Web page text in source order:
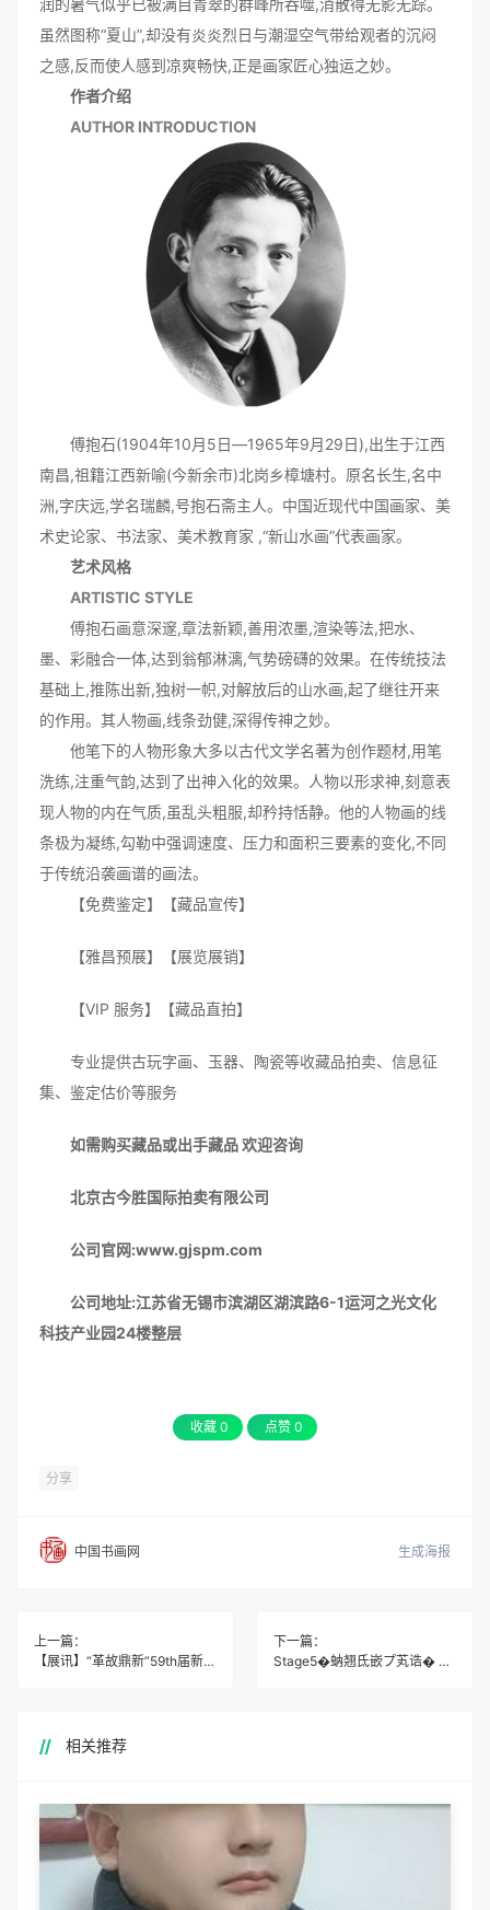
润的暑气似乎已被满目青翠的群峰所吞噬,消散得无影无踪。
虽然图称“夏山”,却没有炎炎烈日与潮湿空气带给观者的沉闷
之感,反而使人感到凉爽畅快,正是画家匠心独运之妙。
作者介绍
AUTHOR INTRODUCTION
傅抱石(1904年10月5日―1965年9月29日),出生于江西
南昌,祖籍江西新喻(今新余市)北岗乡樟塘村。原名长生,名中
洲,字庆远,学名瑞麟,号抱石斋主人。中国近现代中国画家、美
术史论家、书法家、美术教育家 ,“新山水画”代表画家。
艺术风格
ARTISTIC STYLE
傅抱石画意深邃,章法新颖,善用浓墨,渲染等法,把水、
墨、彩融合一体,达到翁郁淋漓,气势磅礴的效果。在传统技法
基础上,推陈出新,独树一帜,对解放后的山水画,起了继往开来
的作用。其人物画,线条劲健,深得传神之妙。
他笔下的人物形象大多以古代文学名著为创作题材,用笔
洗练,注重气韵,达到了出神入化的效果。人物以形求神,刻意表
现人物的内在气质,虽乱头粗服,却矜持恬静。他的人物画的线
条极为凝练,勾勒中强调速度、压力和面积三要素的变化,不同
于传统沿袭画谱的画法。
【免费鉴定】【藏品宣传】
【雅昌预展】【展览展销】
【VIP 服务】【藏品直拍】
专业提供古玩字画、玉器、陶瓷等收藏品拍卖、信息征
集、鉴定估价等服务
如需购买藏品或出手藏品 欢迎咨询
北京古今胜国际拍卖有限公司
公司官网:www.gjspm.com
公司地址:江苏省无锡市滨湖区湖滨路6-1运河之光文化
科技产业园24楼整层
收藏 0 点赞 0
分享
中国书画网 生成海报
上一篇：
【展讯】“革故鼎新”59th届新加坡国庆美展2024圆满谢幕
下一篇：
Stage5�蚋翘氐嵌プ芄诰� 中国车手王奎程拿下蓝衫！
相关推荐